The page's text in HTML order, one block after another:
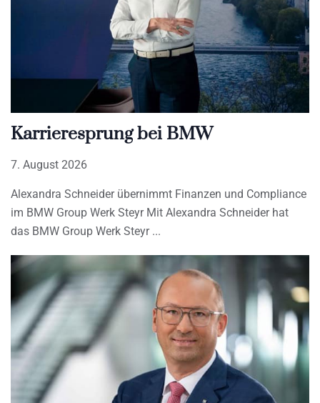
Karrieresprung bei BMW
7. August 2026
Alexandra Schneider übernimmt Finanzen und Compliance
im BMW Group Werk Steyr Mit Alexandra Schneider hat
das BMW Group Werk Steyr